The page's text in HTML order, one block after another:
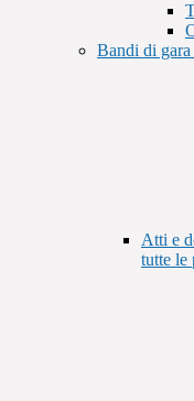
Bandi di gara
Atti e
tutte le